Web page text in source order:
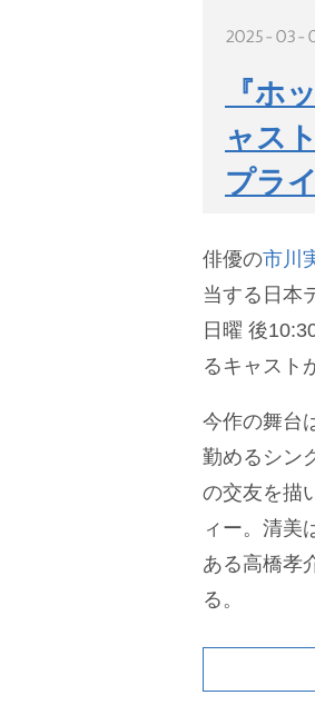
2025-03-
『ホ
ャス
プラ
俳優の市川
当する日本
日曜 後
るキャスト
今作の舞台
勤めるシン
の交友を描
ィー。清美
ある高橋孝
る。